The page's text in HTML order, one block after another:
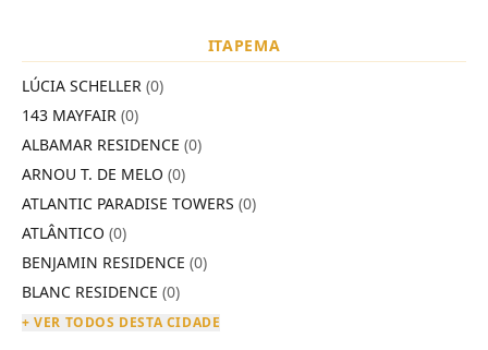
ITAPEMA
LÚCIA SCHELLER (0)
143 MAYFAIR (0)
ALBAMAR RESIDENCE (0)
ARNOU T. DE MELO (0)
ATLANTIC PARADISE TOWERS (0)
ATLÂNTICO (0)
BENJAMIN RESIDENCE (0)
BLANC RESIDENCE (0)
+ VER TODOS DESTA CIDADE